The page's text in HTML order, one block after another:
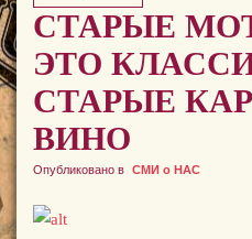
СТАРЫЕ
ЭТО
СТАРЫЕ
ВИНО
Опубликовано в СМИ о НАС